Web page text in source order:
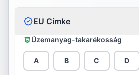
Cooper
Davanti
EU Címke
Üzemanyag-takarékosság
A B C D